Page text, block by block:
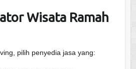
Wisata Ramah
pilih penyedia jasa yang: